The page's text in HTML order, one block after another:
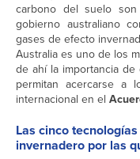
carbono del suelo
gobierno australiano
gases de efecto
Australia es uno de los
de ahí la importancia
permitan acercarse a
internacional en el
Las cinco
invernadero por las